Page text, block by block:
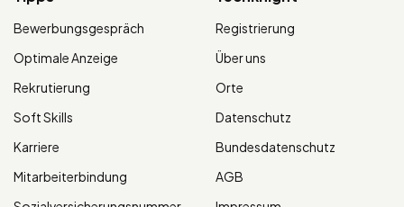
Bewerbungsgespräch
Optimale Anzeige
Rekrutierung
Soft Skills
Karriere
Mitarbeiterbindung
Registrierung
Über uns
Orte
Datenschutz
Bundesdatenschutz
AGB